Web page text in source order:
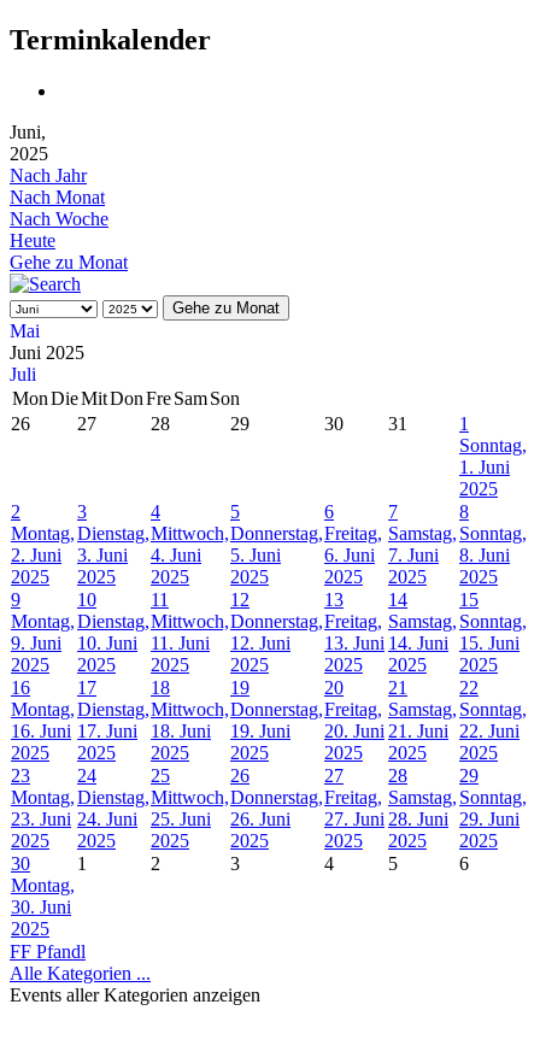
Terminkalender
Juni,
2025
Nach Jahr
Nach Monat
Nach Woche
Heute
Gehe zu Monat
Gehe zu Monat
Mai
Juni 2025
Juli
MonDieMitDonFreSamSon
26
27 28 29 30 31
1
Sonntag,
1. Juni
2025
2
Montag,
2. Juni
2025
3
Dienstag,
3. Juni
2025
4
Mittwoch,
4. Juni
2025
5
Donnerstag,
5. Juni
2025
6
Freitag,
6. Juni
2025
7
Samstag,
7. Juni
2025
8
Sonntag,
8. Juni
2025
9
Montag,
9. Juni
2025
10
Dienstag,
10. Juni
2025
11
Mittwoch,
11. Juni
2025
12
Donnerstag,
12. Juni
2025
13
Freitag,
13. Juni
2025
14
Samstag,
14. Juni
2025
15
Sonntag,
15. Juni
2025
16
Montag,
16. Juni
2025
17
Dienstag,
17. Juni
2025
18
Mittwoch,
18. Juni
2025
19
Donnerstag,
19. Juni
2025
20
Freitag,
20. Juni
2025
21
Samstag,
21. Juni
2025
22
Sonntag,
22. Juni
2025
23
Montag,
23. Juni
2025
24
Dienstag,
24. Juni
2025
25
Mittwoch,
25. Juni
2025
26
Donnerstag,
26. Juni
2025
27
Freitag,
27. Juni
2025
28
Samstag,
28. Juni
2025
29
Sonntag,
29. Juni
2025
30
Montag,
30. Juni
2025
1 2 3 4 5 6
FF Pfandl
Alle Kategorien ...
Events aller Kategorien anzeigen